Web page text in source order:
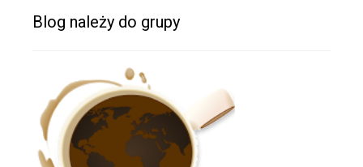
Blog należy do grupy